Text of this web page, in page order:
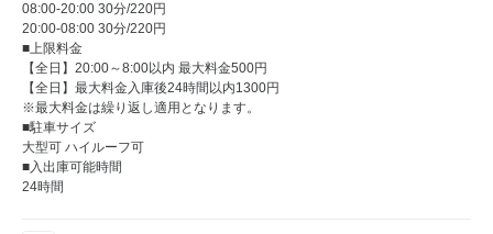
08:00-20:00 30分/220円
20:00-08:00 30分/220円
■上限料金
【全日】20:00～8:00以内 最大料金500円
【全日】最大料金入庫後24時間以内1300円
※最大料金は繰り返し適用となります。
■駐車サイズ
大型可 ハイルーフ可
■入出庫可能時間
24時間